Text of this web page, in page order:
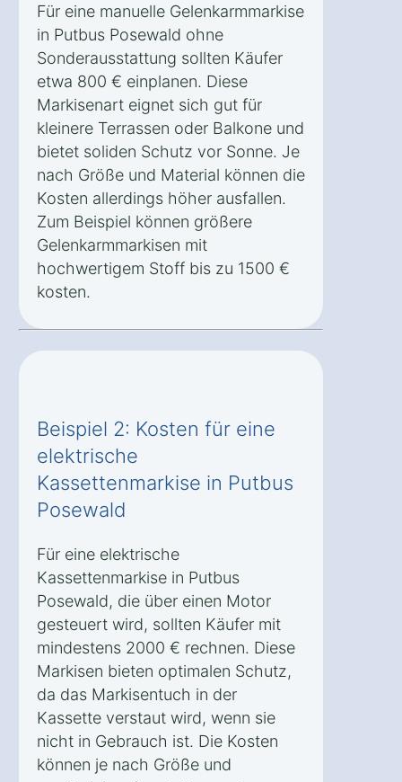
Für eine manuelle Gelenkarmmarkise
in Putbus Posewald ohne
Sonderausstattung sollten Käufer
etwa 800 € einplanen. Diese
Markisenart eignet sich gut für
kleinere Terrassen oder Balkone und
bietet soliden Schutz vor Sonne. Je
nach Größe und Material können die
Kosten allerdings höher ausfallen.
Zum Beispiel können größere
Gelenkarmmarkisen mit
hochwertigem Stoff bis zu 1500 €
kosten.
Beispiel 2: Kosten für eine
elektrische
Kassettenmarkise in Putbus
Posewald
Für eine elektrische
Kassettenmarkise in Putbus
Posewald, die über einen Motor
gesteuert wird, sollten Käufer mit
mindestens 2000 € rechnen. Diese
Markisen bieten optimalen Schutz,
da das Markisentuch in der
Kassette verstaut wird, wenn sie
nicht in Gebrauch ist. Die Kosten
können je nach Größe und